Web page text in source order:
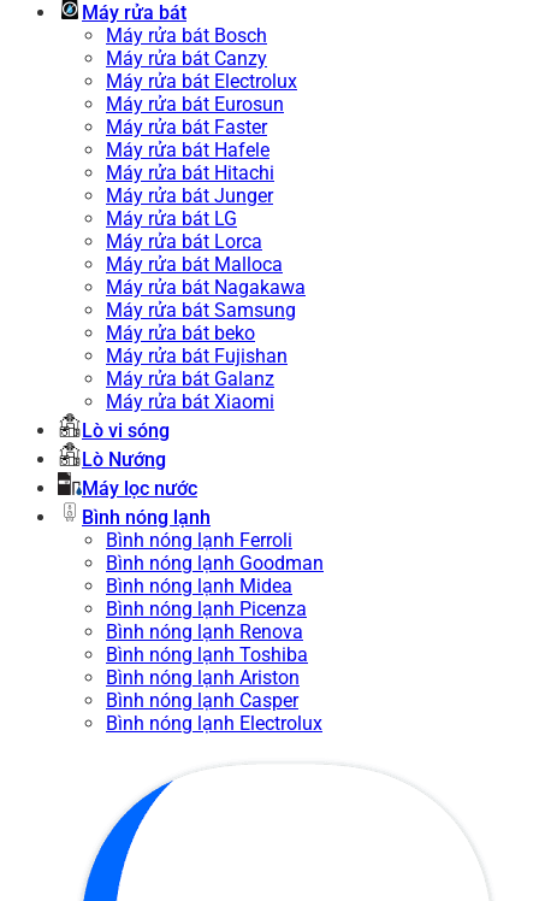
Máy rửa bát
Máy rửa bát Bosch
Máy rửa bát Canzy
Máy rửa bát Electrolux
Máy rửa bát Eurosun
Máy rửa bát Faster
Máy rửa bát Hafele
Máy rửa bát Hitachi
Máy rửa bát Junger
Máy rửa bát LG
Máy rửa bát Lorca
Máy rửa bát Malloca
Máy rửa bát Nagakawa
Máy rửa bát Samsung
Máy rửa bát beko
Máy rửa bát Fujishan
Máy rửa bát Galanz
Máy rửa bát Xiaomi
Lò vi sóng
Lò Nướng
Máy lọc nước
Bình nóng lạnh
Bình nóng lạnh Ferroli
Bình nóng lạnh Goodman
Bình nóng lạnh Midea
Bình nóng lạnh Picenza
Bình nóng lạnh Renova
Bình nóng lạnh Toshiba
Bình nóng lạnh Ariston
Bình nóng lạnh Casper
Bình nóng lạnh Electrolux